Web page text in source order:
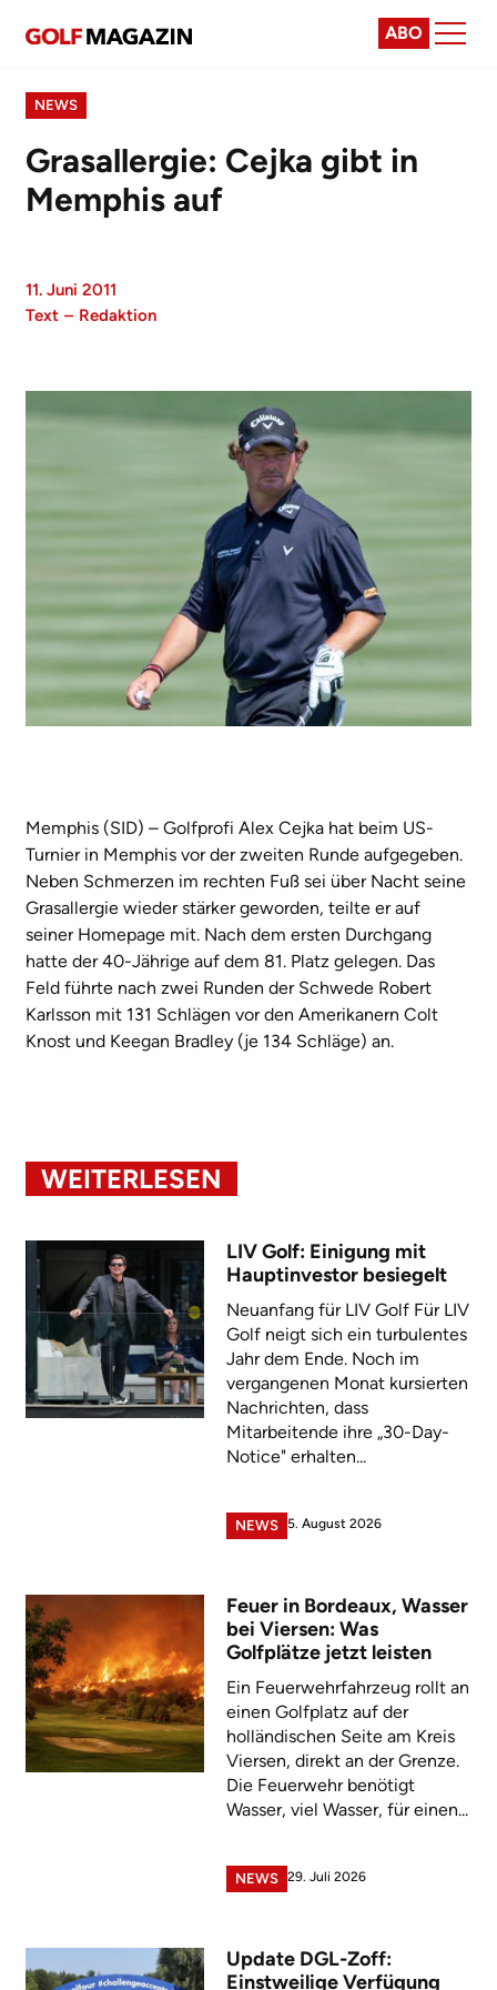
ABO
NEWS
Grasallergie: Cejka gibt in
Memphis auf
11. Juni 2011
Text – Redaktion
Memphis (SID) – Golfprofi Alex Cejka hat beim US-
Turnier in Memphis vor der zweiten Runde aufgegeben.
Neben Schmerzen im rechten Fuß sei über Nacht seine
Grasallergie wieder stärker geworden, teilte er auf
seiner Homepage mit. Nach dem ersten Durchgang
hatte der 40-Jährige auf dem 81. Platz gelegen. Das
Feld führte nach zwei Runden der Schwede Robert
Karlsson mit 131 Schlägen vor den Amerikanern Colt
Knost und Keegan Bradley (je 134 Schläge) an.
WEITERLESEN
LIV Golf: Einigung mit
Hauptinvestor besiegelt
Neuanfang für LIV Golf Für LIV
Golf neigt sich ein turbulentes
Jahr dem Ende. Noch im
vergangenen Monat kursierten
Nachrichten, dass
Mitarbeitende ihre „30-Day-
Notice" erhalten...
NEWS 5. August 2026
Feuer in Bordeaux, Wasser
bei Viersen: Was
Golfplätze jetzt leisten
Ein Feuerwehrfahrzeug rollt an
einen Golfplatz auf der
holländischen Seite am Kreis
Viersen, direkt an der Grenze.
Die Feuerwehr benötigt
Wasser, viel Wasser, für einen...
NEWS 29. Juli 2026
Update DGL-Zoff:
Einstweilige Verfügung